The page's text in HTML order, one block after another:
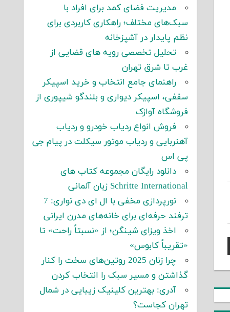
مدیریت فضای کمد برای افراد با
سبک‌های مختلف؛ راهکاری کاربردی برای
نظم پایدار در آشپزخانه
تحلیل تخصصی رویه های قضایی از
غرب تا شرق تهران
راهنمای جامع انتخاب و خرید اسپیکر
سقفی، اسپیکر دیواری و بلندگو شیپوری از
فروشگاه آوازک
فروش انواع ردیاب خودرو و ردیاب
آهنربایی و ردیاب موتور سیکلت در پیام جی
پی اس
دانلود رایگان مجموعه کتاب های
Schritte International زبان آلمانی
نورپردازی مخفی با ال ای دی نواری: 7
ترفند حرفه‌ای برای خانه‌های مدرن ایرانی
اخذ ویزای شینگن؛ از «نسبتاً راحت» تا
«تقریباً کابوس»
چرا زنان 2025 روتین‌های سخت را کنار
گذاشتن و مسیر سبک را انتخاب کردن
آدری: بهترین کلینیک زیبایی در شمال
تهران کجاست؟